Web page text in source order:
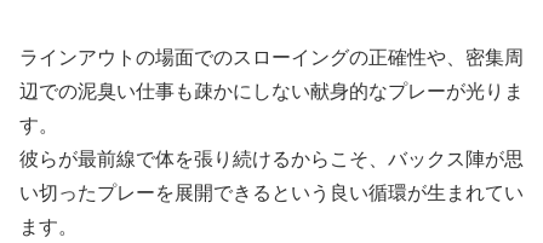
ラインアウトの場面でのスローイングの正確性や、密集周
辺での泥臭い仕事も疎かにしない献身的なプレーが光りま
す。
彼らが最前線で体を張り続けるからこそ、バックス陣が思
い切ったプレーを展開できるという良い循環が生まれてい
ます。